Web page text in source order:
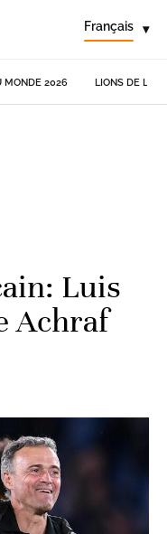
Français ▾
MONDE 2026 LIONS DE
Luis
Achraf